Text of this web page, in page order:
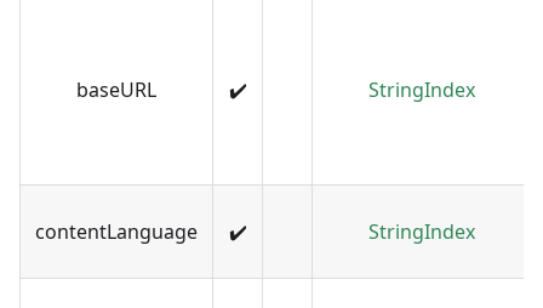
baseURL ✔️ StringIndex
contentLanguage ✔️ StringIndex